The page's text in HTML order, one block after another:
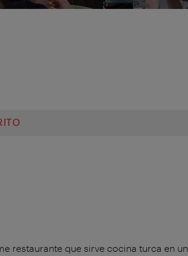
restaurante que sirve cocina turca en un